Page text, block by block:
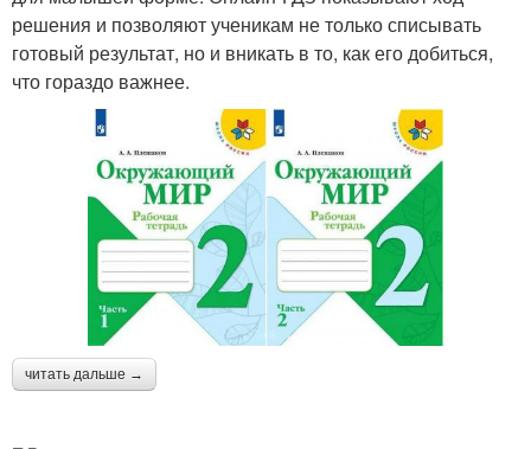
решения и позволяют ученикам не только списывать
готовый результат, но и вникать в то, как его добиться,
что гораздо важнее.
читать дальше →